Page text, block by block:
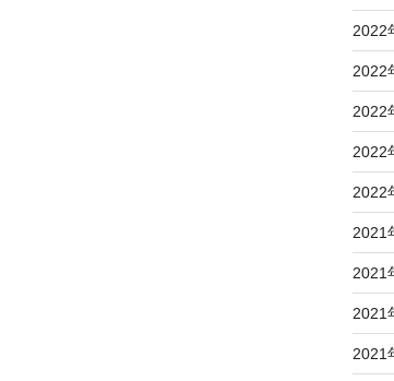
2022
2022
2022
2022
2022
2021
2021
2021
2021